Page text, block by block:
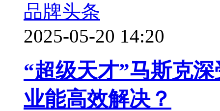
品牌头条
2025-05-20 14:20
“超级天才”马斯克
业能高效解决？